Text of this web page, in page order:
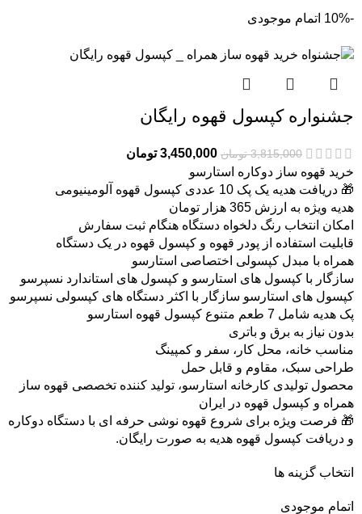
-10% اتمام موجودی
جشنواره کپسول قهوه رایگان
3,815,000 تومان 3,450,000 تومان
خرید قهوه ساز دوکاره استارسو
🎁 دریافت هدیه یک پک 10 عددی کپسول قهوه آلومینیومی
هدیه ویژه به ارزش 365 هزار تومان
امکان انتخاب رنگ دلخواه دستگاه هنگام ثبت سفارش
قابلیت استفاده از پودر قهوه و کپسول قهوه در یک دستگاه
همراه با مبدل کپسولی اختصاصی استارسو
سازگار با کپسول های استارسو و کپسول های استاندارد نسپرسو
کپسول های استارسو سازگار با اکثر دستگاه های کپسولی نسپرسو
پک هدیه شامل 7 طعم متنوع کپسول قهوه استارسو
بدون نیاز به برق و باتری
مناسب خانه، محل کار، سفر و کمپینگ
طراحی سبک، مقاوم و قابل حمل
محصول تولیدی کارخانه استارسو، تولید کننده تخصصی قهوه ساز
همراه و کپسول قهوه در ایران
🎁 فرصت ویژه برای شروع قهوه نوشی حرفه ای با دستگاه دوکاره
و دریافت کپسول قهوه هدیه به صورت رایگان.
انتخاب گزینه ها
اتمام موجودی